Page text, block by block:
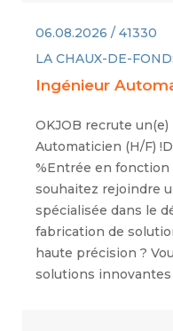
06.08.2026 / 41330
LA CHAUX-DE-
Ingénieur
OKJOB recrute
Automaticien (H/F)
%Entrée en fonction
souhaitez rejoindre
spécialisée dans le
fabrication de
haute précision ?
solutions innovantes